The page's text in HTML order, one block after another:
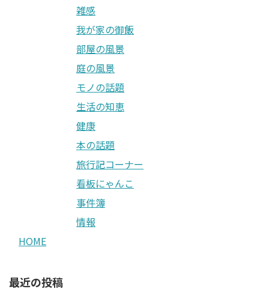
雑感
我が家の御飯
部屋の風景
庭の風景
モノの話題
生活の知恵
健康
本の話題
旅行記コーナー
看板にゃんこ
事件簿
情報
HOME
最近の投稿